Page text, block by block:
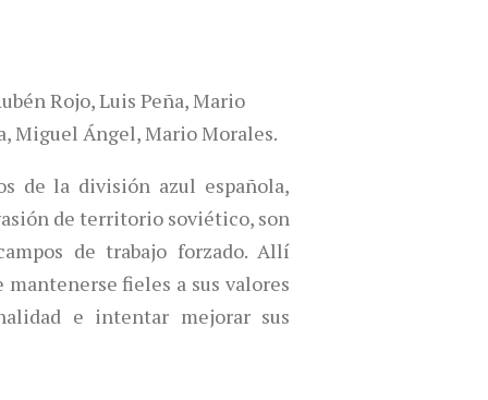
Rojo, Luis Peña, Mario
Miguel Ángel, Mario Morales.
de la división azul española,
de territorio soviético, son
de trabajo forzado. Allí
fieles a sus valores
e intentar mejorar sus